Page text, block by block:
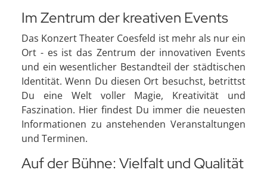
Im Zentrum der kreativen Events
Das Konzert Theater Coesfeld ist mehr als nur ein
Ort - es ist das Zentrum der innovativen Events
und ein wesentlicher Bestandteil der städtischen
Identität. Wenn Du diesen Ort besuchst, betrittst
Du eine Welt voller Magie, Kreativität und
Faszination. Hier findest Du immer die neuesten
Informationen zu anstehenden Veranstaltungen
und Terminen.
Auf der Bühne: Vielfalt und Qualität